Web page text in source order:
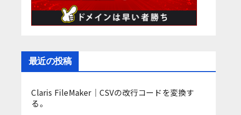
最近の投稿
Claris FileMaker｜CSVの改行コードを変換す
る。